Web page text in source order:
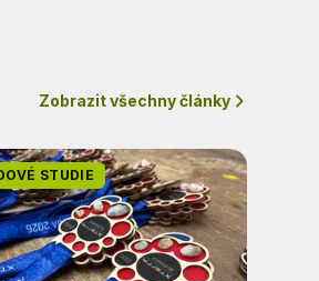
Zobrazit všechny články
STUDIE